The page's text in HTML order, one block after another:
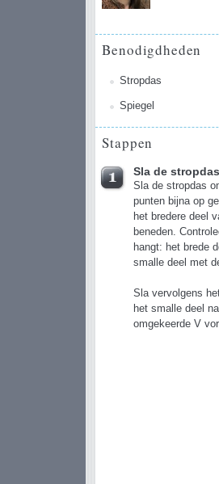
Benodigdheden
Stropdas
Spiegel
Stappen
Sla de
Sla de stropdas
punten bijna op
het bredere deel
beneden.
hangt: het brede
smalle deel met
Sla vervolgens
het smalle deel
omgekeerde V